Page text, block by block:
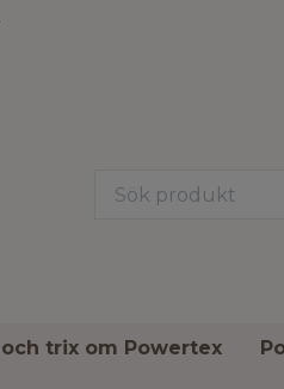
trix om Powertex